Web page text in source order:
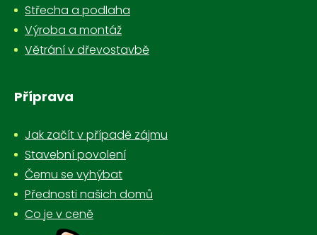
Střecha a podlaha
Výroba a montáž
Větrání v dřevostavbě
Příprava
Jak začít v případě zájmu
Stavební povolení
Čemu se vyhýbat
Přednosti našich domů
Co je v ceně